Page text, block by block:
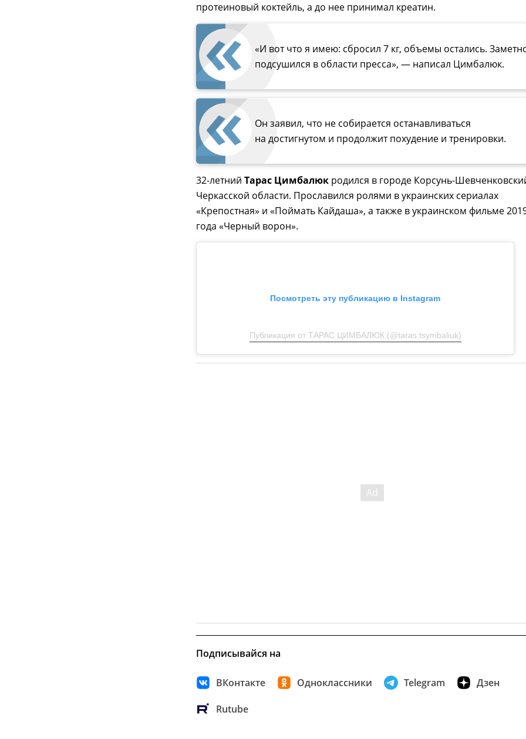
протеиновый коктейль, а до нее принимал креатин.
«И вот что я имею: сбросил 7 кг, объемы остались.
подсушился в области пресса», — написал Цимбалюк.
Он заявил, что не собирается останавливаться
на достигнутом и продолжит похудение и тренировки.
32-летний Тарас Цимбалюк родился в городе Корсунь-
Черкасской области. Прославился ролями в украинских сериалах
«Крепостная» и «Поймать Кайдаша», а также в украинском фильме
года «Черный ворон».
Посмотреть эту публикацию в Instagram
Публикация от ТАРАС ЦИМБАЛЮК (@taras.tsymbaliuk)
Подписывайся на
ВКонтакте Одноклассники Telegram Дзен
Rutube